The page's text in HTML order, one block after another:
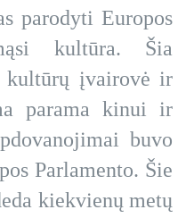
parodyti Europos
kultūra. Šia
kultūrų įvairovė ir
parama kinui ir
buvo
Parlamento. Šie
kiekvienų metų